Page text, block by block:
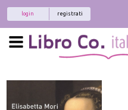
registrati
login